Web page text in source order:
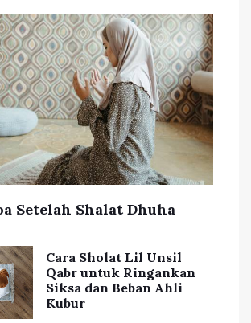
Setelah Shalat Dhuha
Cara Sholat Lil Unsil
Qabr untuk Ringankan
Siksa dan Beban Ahli
Kubur